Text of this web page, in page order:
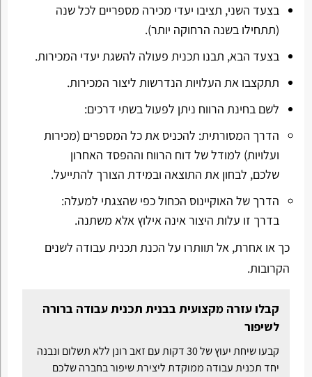
בצעד השני, תציבו יעדי מכירה מספריים לכל שנה
(תתחילו בשנה הרחוקה יותר).
בצעד הבא, תבנו תכנית פעולה להשגת יעדי המכירות.
תתקצבו את העלויות הנדרשות ליצור המכירות.
לשם בחינת הרווח ניתן לפעול בשתי דרכים:
הדרך המסורתית: להכניס את כל המספרים (מכירות
ועלויות) למודל של דוח הרווח וההפסד האחרון
שלכם, לבחון את התוצאה ובמידת הצורך להתייעל.
הדרך של האוקיינוס הכחול כפי שהצגתי למעלה:
בדרך זו עלות היצור אינה אילוץ אלא משתנה.
כך או אחרת, אל תוותרו על הכנת תכנית עבודה לשנים
הקרובות.
קבלו עזרה מקצועית בבנית תכנית עבודה ברורה
לשיפור
קבעו שיחת יעוץ של 30 דקות עם זאב רונן ללא תשלום ונבנה
יחד תכנית עבודה ממוקדת ליצירת שיפור בחברה שלכם